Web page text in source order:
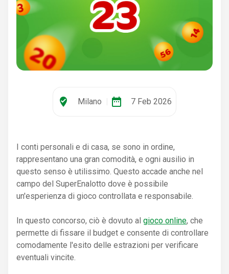
where_to_vote Milano date_range 7 Feb 2026
I conti personali e di casa, se sono in ordine,
rappresentano una gran comodità, e ogni ausilio in
questo senso è utilissimo. Questo accade anche nel
campo del SuperEnalotto dove è possibile
un'esperienza di gioco controllata e responsabile.
In questo concorso, ciò è dovuto al gioco online, che
permette di fissare il budget e consente di controllare
comodamente l'esito delle estrazioni per verificare
eventuali vincite.